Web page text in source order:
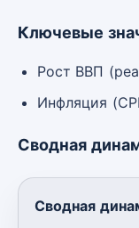
Ключевые
Рост ВВП
Инфляция
Сводная
Сводная